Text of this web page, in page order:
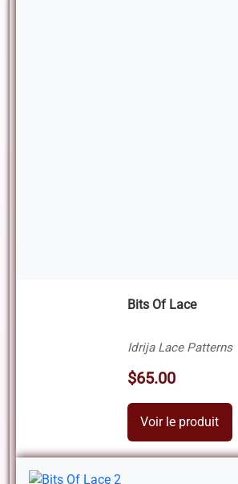
Bits Of Lace
Idrija Lace Patterns
$65.00
Voir le produit